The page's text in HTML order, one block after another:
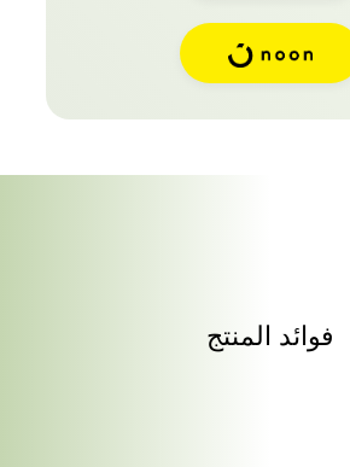
فوائد المنتج